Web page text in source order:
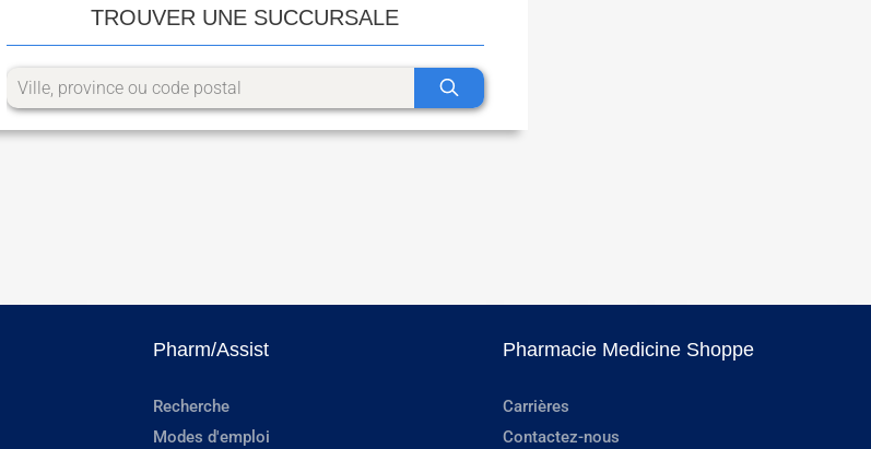
TROUVER UNE SUCCURSALE
Pharm/Assist
Recherche
Modes d'emploi
Pharmacie Medicine Shoppe
Carrières
Contactez-nous